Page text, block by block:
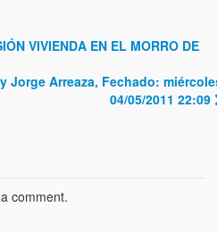
VIVIENDA EN EL MORRO DE
Jorge Arreaza, Fechado:
04/05/2011 22:09
comment.